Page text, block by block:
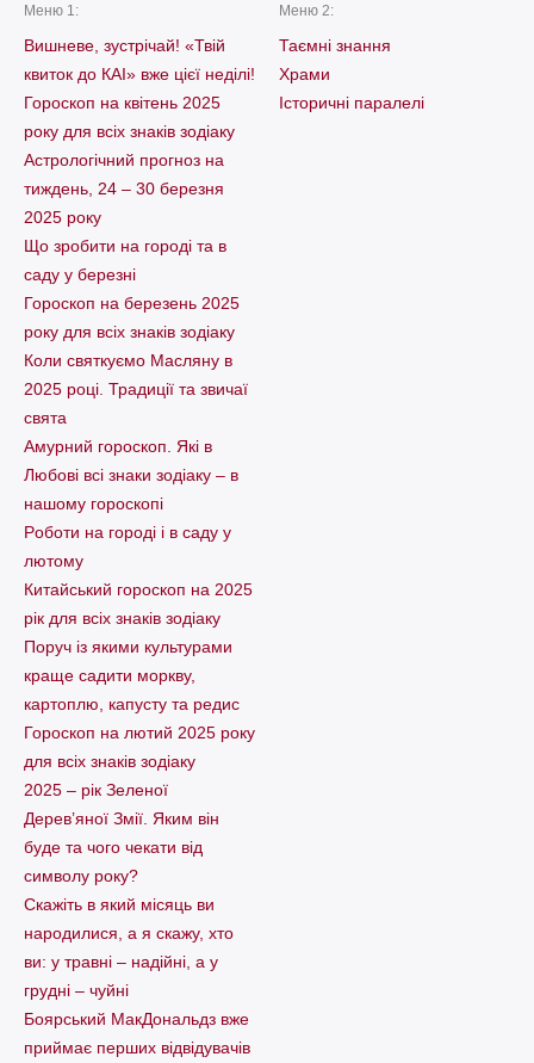
Меню 1:
Вишневе, зустрічай! «Твій
квиток до КАІ» вже цієї неділі!
Гороскоп на квітень 2025
року для всіх знаків зодіаку
Астрологічний прогноз на
тиждень, 24 – 30 березня
2025 року
Що зробити на городі та в
саду у березні
Гороскоп на березень 2025
року для всіх знаків зодіаку
Коли святкуємо Масляну в
2025 році. Традиції та звичаї
свята
Амурний гороскоп. Які в
Любові всі знаки зодіаку – в
нашому гороскопі
Pоботи на городі і в саду у
лютому
Китайський гороскоп на 2025
рік для всіх знаків зодіаку
Поруч із якими культурами
краще садити моркву,
картоплю, капусту та редис
Гороскоп на лютий 2025 року
для всіх знаків зодіаку
2025 – рік Зеленої
Дерев’яної Змії. Яким він
буде та чого чекати від
символу року?
Скажіть в який місяць ви
народилися, а я скажу, хто
ви: у травні – надійні, а у
грудні – чуйні
Боярський МакДональдз вже
приймає перших відвідувачів
Меню 2:
Таємні знання
Храми
Історичні паралелі